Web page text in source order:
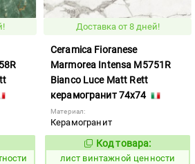
Доставка от 8 дней!
Ceramica Fioranese
Marmorea Intensa M5751R
Bianco Luce Matt Rett
керамогранит 74x74
Материал:
Керамогранит
876992
Код товара:
лист винтажной ценности